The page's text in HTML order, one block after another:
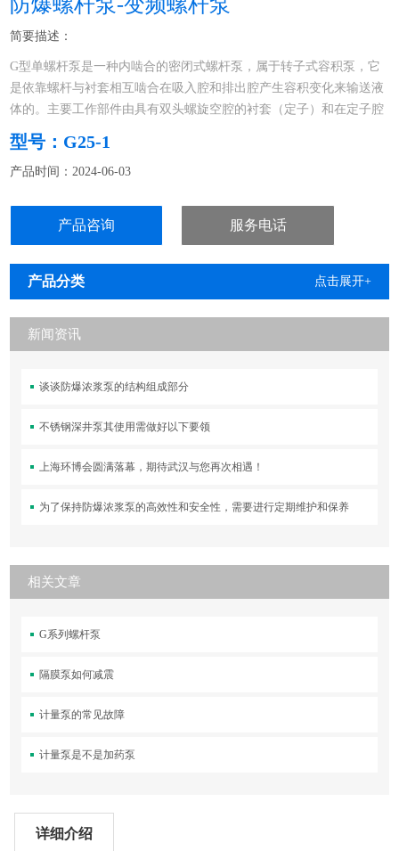
防爆螺杆泵-变频螺杆泵
简要描述：
G型单螺杆泵是一种内啮合的密闭式螺杆泵，属于转子式容积泵，它
是依靠螺杆与衬套相互啮合在吸入腔和排出腔产生容积变化来输送液
体的。主要工作部件由具有双头螺旋空腔的衬套（定子）和在定子腔
内与其啮合的单头螺旋螺杆（转子）组成。
型号：G25-1
产品时间：2024-06-03
产品咨询 服务电话
产品分类 点击展开+
新闻资讯
谈谈防爆浓浆泵的结构组成部分
不锈钢深井泵其使用需做好以下要领
上海环博会圆满落幕，期待武汉与您再次相遇！
为了保持防爆浓浆泵的高效性和安全性，需要进行定期维护和保养
相关文章
G系列螺杆泵
隔膜泵如何减震
计量泵的常见故障
计量泵是不是加药泵
详细介绍